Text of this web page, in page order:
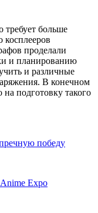
требует больше
косплееров
проделали
и планированию
и различные
В конечном
на подготовку такого
победу
Expo